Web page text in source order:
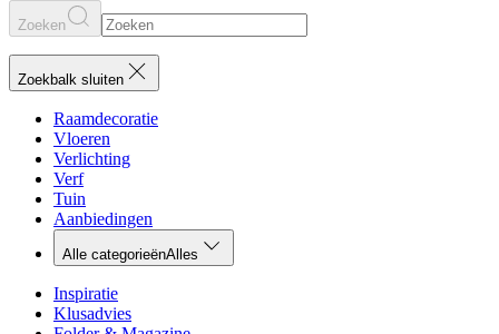
Zoeken
Zoekbalk sluiten
Raamdecoratie
Vloeren
Verlichting
Verf
Tuin
Aanbiedingen
Alle categorieënAlles
Inspiratie
Klusadvies